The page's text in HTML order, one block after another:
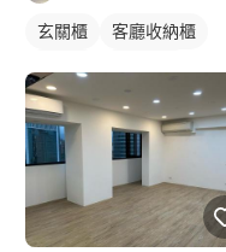
玄關櫃
客廳收納櫃